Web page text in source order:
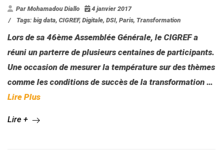
Par Mohamadou Diallo
4 janvier 2017
/
Tags: big data, CIGREF, Digitale, DSI, Paris, Transformation
Lors de sa 46èmeAssemblée Générale, le CIGREF a
réuni un parterre de plusieurs centaines de participants.
Une occasion de mesurer la température sur des thèmes
comme les conditions de succès de la transformation …
Lire Plus
Lire +